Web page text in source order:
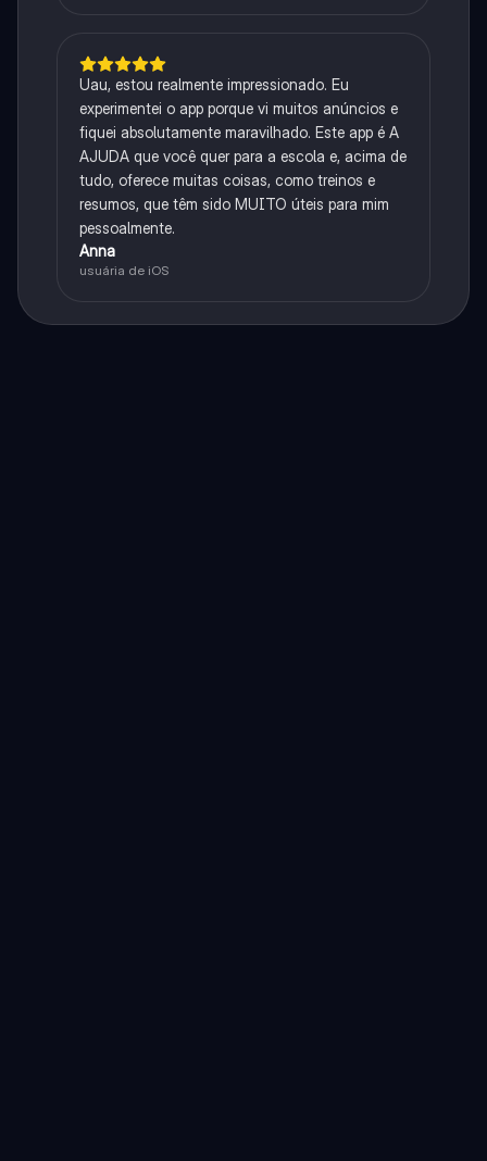
Uau, estou realmente impressionado. Eu
experimentei o app porque vi muitos anúncios e
fiquei absolutamente maravilhado. Este app é A
AJUDA que você quer para a escola e, acima de
tudo, oferece muitas coisas, como treinos e
resumos, que têm sido MUITO úteis para mim
pessoalmente.
Anna
usuária de iOS